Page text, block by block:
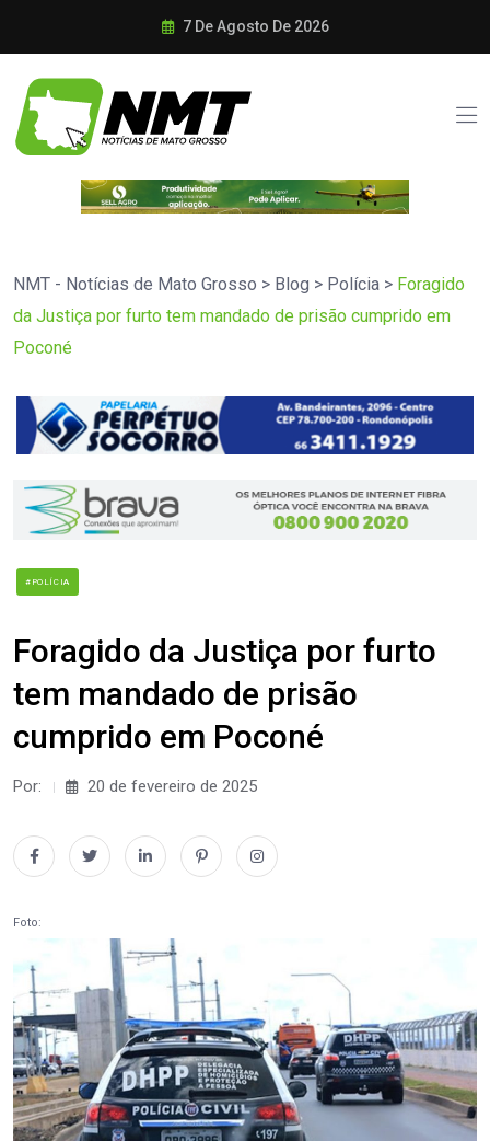
7 De Agosto De 2026
NMT - Notícias de Mato Grosso > Blog > Polícia > Foragido
da Justiça por furto tem mandado de prisão cumprido em
Poconé
#POLÍCIA
Foragido da Justiça por furto
tem mandado de prisão
cumprido em Poconé
Por: 20 de fevereiro de 2025
Foto: